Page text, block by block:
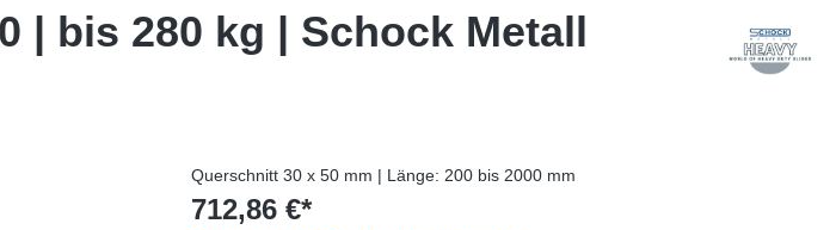
| bis 280 kg | Schock Metall
Querschnitt 30 x 50 mm | Länge: 200 bis 2000 mm
712,86 €*